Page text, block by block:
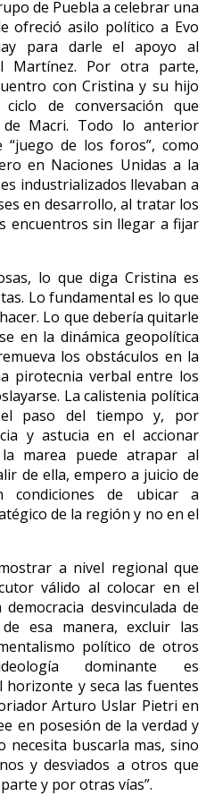
de Puebla a celebrar una
ofreció asilo político a Evo
para darle el apoyo al
Martínez. Por otra parte,
con Cristina y su hijo
de conversación que
Macri. Todo lo anterior
de los foros”, como
en Naciones Unidas a la
industrializados llevaban a
en desarrollo, al tratar los
encuentros sin llegar a fijar
lo que diga Cristina es
Lo fundamental es lo que
Lo que debería quitarle
en la dinámica geopolítica
los obstáculos en la
pirotecnia verbal entre los
La calistenia política
paso del tiempo y, por
y astucia en el accionar
marea puede atrapar al
de ella, empero a juicio de
condiciones de ubicar a
de la región y no en el
a nivel regional que
válido al colocar en el
desvinculada de
esa manera, excluir las
político de otros
dominante es
horizonte y seca las fuentes
Arturo Uslar Pietri en
en posesión de la verdad y
buscarla mas, sino
y desviados a otros que
y por otras vías”.